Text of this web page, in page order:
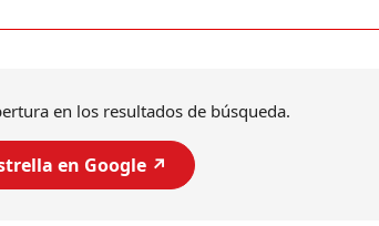
en los resultados de búsqueda.
en Google ↗️